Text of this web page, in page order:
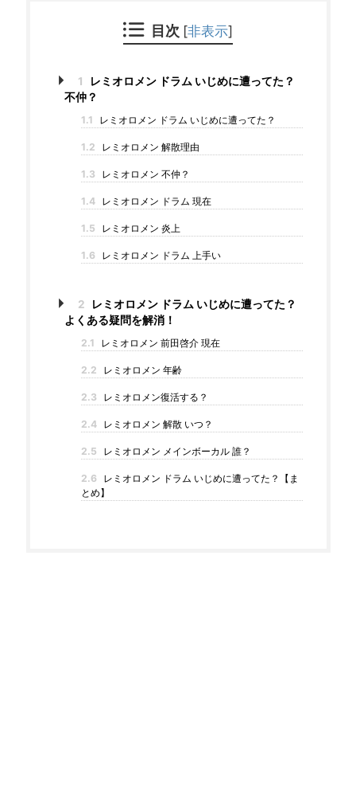
目次 [非表示]
1
レミオロメン ドラム いじめに遭ってた？
不仲？
1.1 レミオロメン ドラム いじめに遭ってた？
1.2 レミオロメン 解散理由
1.3 レミオロメン 不仲？
1.4 レミオロメン ドラム 現在
1.5 レミオロメン 炎上
1.6 レミオロメン ドラム 上手い
2
レミオロメン ドラム いじめに遭ってた？
よくある疑問を解消！
2.1 レミオロメン 前田啓介 現在
2.2 レミオロメン 年齢
2.3 レミオロメン復活する？
2.4 レミオロメン 解散 いつ？
2.5 レミオロメン メインボーカル 誰？
2.6
レミオロメン ドラム いじめに遭ってた？【ま
とめ】